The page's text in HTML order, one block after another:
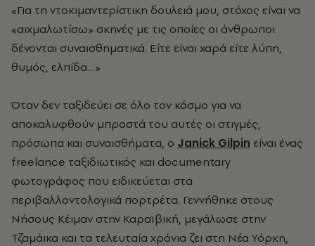
«Για τη ντοκιμαντερίστικη δουλειά μου, στόχος είναι να
«αιχμαλωτίσω» σκηνές με τις οποίες οι άνθρωποι
δένονται συναισθηματικά. Είτε είναι χαρά είτε λύπη,
θυμός, ελπίδα…»
Όταν δεν ταξιδεύει σε όλο τον κόσμο για να
αποκαλυφθούν μπροστά του αυτές οι στιγμές,
πρόσωπα και συναισθήματα, ο Janick Gilpin είναι ένας
freelance ταξιδιωτικός και documentary
φωτογράφος που ειδικεύεται στα
περιβαλλοντολογικά πορτρέτα. Γεννήθηκε στους
Νήσους Κέιμαν στην Καραϊβική, μεγάλωσε στην
Τζαμάικα και τα τελευταία χρόνια ζει στη Νέα Υόρκη,